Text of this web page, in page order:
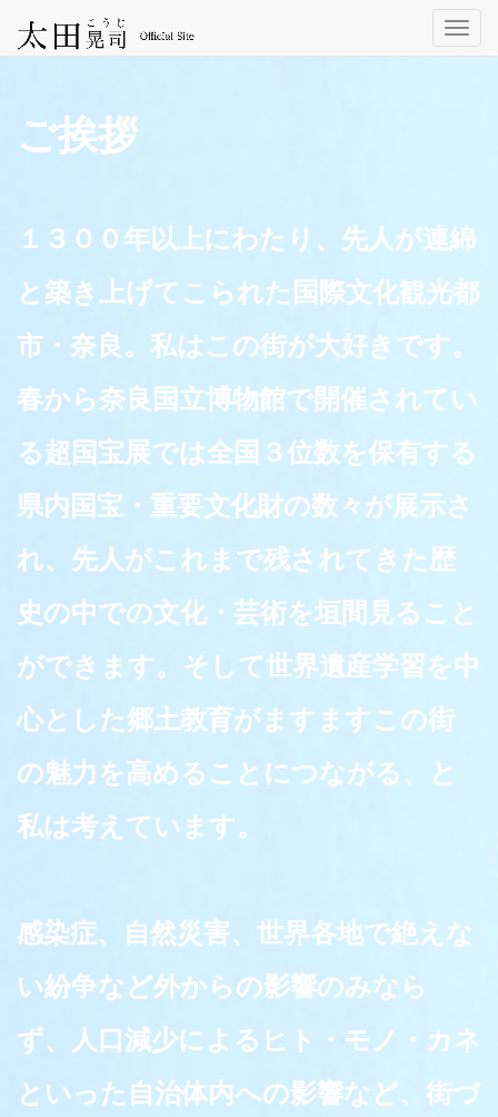
ご挨拶
１３００年以上にわたり、先人が連綿
と築き上げてこられた国際文化観光都
市・奈良。私はこの街が大好きです。
春から奈良国立博物館で開催されてい
る超国宝展では全国３位数を保有する
県内国宝・重要文化財の数々が展示さ
れ、先人がこれまで残されてきた歴
史の中での文化・芸術を垣間見ること
ができます。そして世界遺産学習を中
心とした郷土教育がますますこの街
の魅力を高めることにつながる、と
私は考えています。
感染症、自然災害、世界各地で絶えな
い紛争など外からの影響のみなら
ず、人口減少によるヒト・モノ・カネ
といった自治体内への影響など、街づ